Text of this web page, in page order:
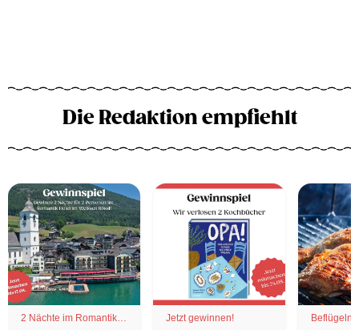
Die Redaktion empfiehlt
2 Nächte im Romantik
Jetzt gewinnen!